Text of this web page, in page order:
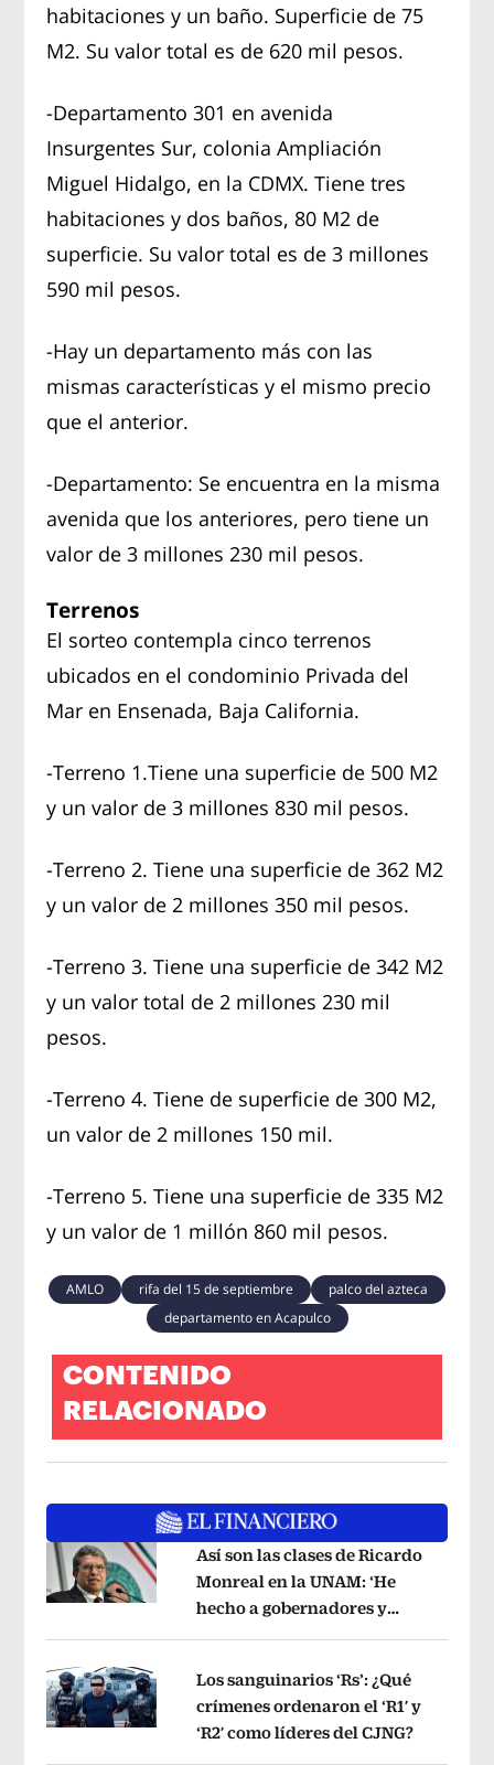
habitaciones y un baño. Superficie de 75
M2. Su valor total es de 620 mil pesos.
-Departamento 301 en avenida
Insurgentes Sur, colonia Ampliación
Miguel Hidalgo, en la CDMX. Tiene tres
habitaciones y dos baños, 80 M2 de
superficie. Su valor total es de 3 millones
590 mil pesos.
-Hay un departamento más con las
mismas características y el mismo precio
que el anterior.
-Departamento: Se encuentra en la misma
avenida que los anteriores, pero tiene un
valor de 3 millones 230 mil pesos.
Terrenos
El sorteo contempla cinco terrenos
ubicados en el condominio Privada del
Mar en Ensenada, Baja California.
-Terreno 1.Tiene una superficie de 500 M2
y un valor de 3 millones 830 mil pesos.
-Terreno 2. Tiene una superficie de 362 M2
y un valor de 2 millones 350 mil pesos.
-Terreno 3. Tiene una superficie de 342 M2
y un valor total de 2 millones 230 mil
pesos.
-Terreno 4. Tiene de superficie de 300 M2,
un valor de 2 millones 150 mil.
-Terreno 5. Tiene una superficie de 335 M2
y un valor de 1 millón 860 mil pesos.
AMLO rifa del 15 de septiembre
palco del azteca
departamento en Acapulco
CONTENIDO
RELACIONADO
Opens in new window
Así son las clases de Ricardo
Monreal en la UNAM: ‘He
hecho a gobernadores y
Opens in new window
Los sanguinarios ‘Rs’: ¿Qué
crímenes ordenaron el ‘R1′ y
‘R2′ como líderes del CJNG?Opens in